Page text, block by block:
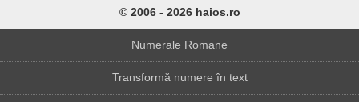
© 2006 - 2026 haios.ro
Numerale Romane
Transformă numere în text